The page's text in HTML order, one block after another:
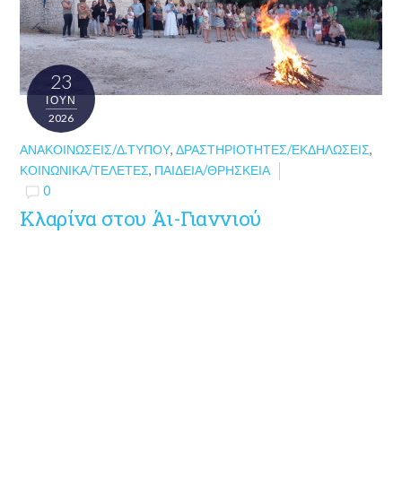
23
ΙΟΎΝ
2026
ΑΝΑΚΟΙΝΏΣΕΙΣ/Δ.ΤΎΠΟΥ,ΔΡΑΣΤΗΡΙΌΤΗΤΕΣ/ΕΚΔΗΛΏΣΕΙΣ,
ΚΟΙΝΩΝΙΚΆ/ΤΕΛΕΤΈΣ, ΠΑΙΔΕΊΑ/ΘΡΗΣΚΕΊΑ
0
Κλαρίνα στου Άι-Γιαννιού